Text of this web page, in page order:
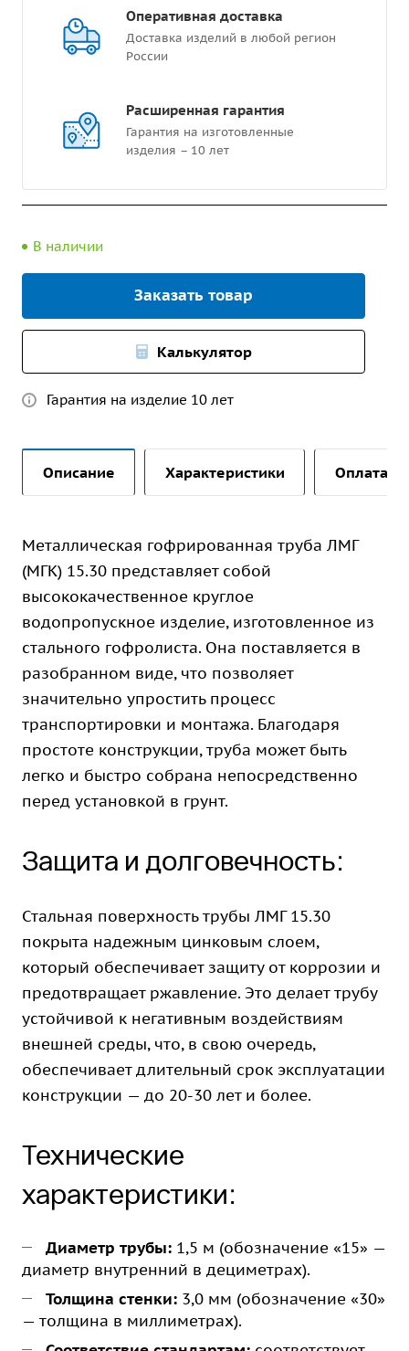
Оперативная доставка
Доставка изделий в любой регион
России
Расширенная гарантия
Гарантия на изготовленные
изделия – 10 лет
В наличии
Заказать товар
Калькулятор
Гарантия на изделие 10 лет
Описание Характеристики Оплата и
Металлическая гофрированная труба ЛМГ
(МГК) 15.30 представляет собой
высококачественное круглое
водопропускное изделие, изготовленное из
стального гофролиста. Она поставляется в
разобранном виде, что позволяет
значительно упростить процесс
транспортировки и монтажа. Благодаря
простоте конструкции, труба может быть
легко и быстро собрана непосредственно
перед установкой в грунт.
Защита и долговечность:
Стальная поверхность трубы ЛМГ 15.30
покрыта надежным цинковым слоем,
который обеспечивает защиту от коррозии и
предотвращает ржавление. Это делает трубу
устойчивой к негативным воздействиям
внешней среды, что, в свою очередь,
обеспечивает длительный срок эксплуатации
конструкции — до 20-30 лет и более.
Технические
характеристики:
Диаметр трубы: 1,5 м (обозначение «15» —
диаметр внутренний в дециметрах).
Толщина стенки: 3,0 мм (обозначение «30»
— толщина в миллиметрах).